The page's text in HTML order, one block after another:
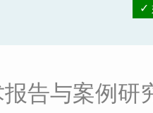
告与案例研